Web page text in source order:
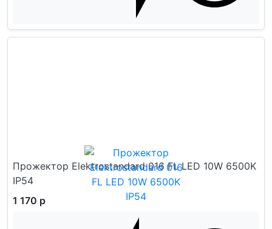
Прожектор Elektrostandard 016 FL LED 10W 6500K
IP54
1 170 р